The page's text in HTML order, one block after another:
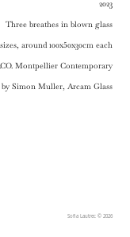
2023
Three breathes in blown glass
around 100x50x30cm each
Montpellier Contemporary
Simon Muller, Arcam Glass
Sofia Lautrec © 2026